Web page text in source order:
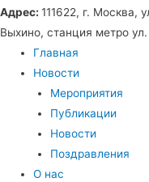
Адрес: 111622, г. Москва,
Выхино, станция метро
Главная
Новости
Мероприятия
Публикации
Новости
Поздравления
О нас